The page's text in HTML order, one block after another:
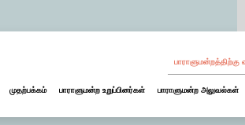
பாராளுமன்றத்திற்கு
முதற்பக்கம் பாராளுமன்ற உறுப்பினர்கள் பாராளுமன்ற அலுவல்கள்